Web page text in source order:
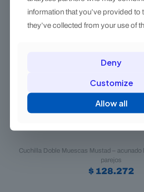
Cuchilla Doble Muescas Mustad – acunado
parejos
$ 128.272
information that you’ve provided to
they’ve collected from your use of
Deny
Customize
Allow all